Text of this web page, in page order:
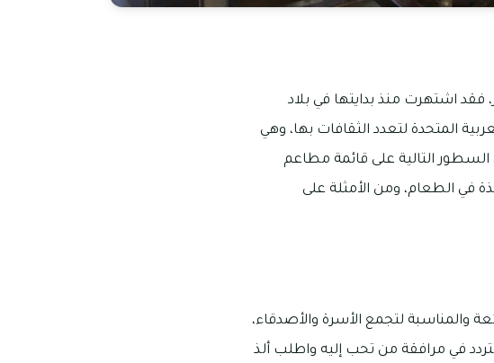
فقد اشتهرت منذ بدايتها في بلاد
المتحدة لتعدد الثقافات بها، وهي
التالية على قائمة مطاعم
في الطعام، ومن الأمثلة على
والمناسبة لتجمع الأسرة والأصدقاء،
في مرافقة من تحب إليه واطلب ألذ